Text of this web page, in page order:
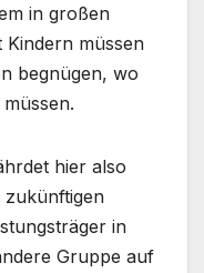
in großen
Kindern müssen
begnügen, wo
hier also
zukünftigen
in
Gruppe auf